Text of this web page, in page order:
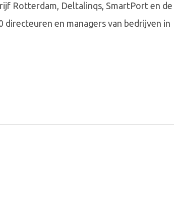
Rotterdam, Deltalinqs, SmartPort en de
en managers van bedrijven in